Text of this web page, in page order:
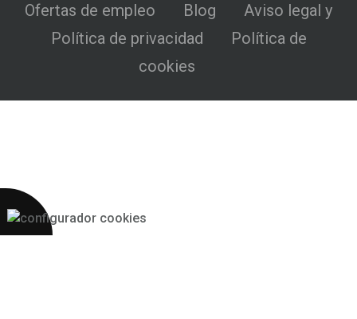
Ofertas de empleo Blog
Aviso legal y
Política de privacidad
Política de
cookies